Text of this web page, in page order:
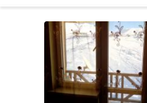
Gallery
Travel reports
Safety